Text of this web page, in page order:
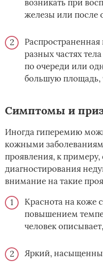
возникать при
железы или после
разных частях
по очереди или
большую площадь,
Симптомы и
Иногда гиперемию
кожными
проявления, к
диагностирования
внимание на такие
Краснота на коже
повышением
человек
Яркий,